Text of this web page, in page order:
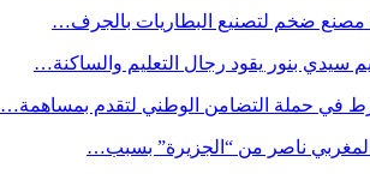
مصنع ضخم لتصنيع البطاريات بالجرف…
سيدي بنور يقود رجال التعليم والساكنة…
في حملة التضامن الوطني لتقدم بمساهمة…
ناصر من “الجزيرة” بسبب…